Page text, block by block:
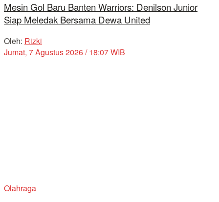
Mesin Gol Baru Banten Warriors: Denilson Junior
Siap Meledak Bersama Dewa United
Oleh: Rizki
Jumat, 7 Agustus 2026 / 18:07 WIB
Olahraga